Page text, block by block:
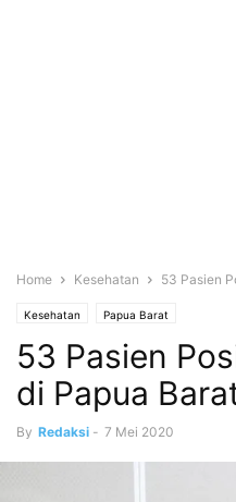
Home Kesehatan 53 Pasien
Kesehatan Papua Barat
53 Pasien
di Papua
By Redaksi - 7 Mei 2020